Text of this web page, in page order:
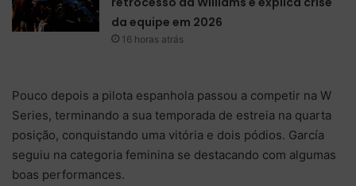
da equipe em 2026
16 horas atrás
Pouco depois a pilota espanhola passou a competir na W
Series, terminando a sua temporada de estreia na quarta
posição, conquistando uma vitória e dois pódios. García
seguiu na categoria feminina se destacando com algumas
boas performances.